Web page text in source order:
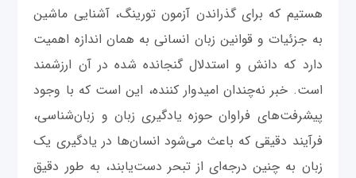
هستیم که برای گذراندن آزمون تورینگ، آشنایی ماشین
به جزئیات و قوانین زبان انسانی به همان اندازه اهمیت
دارد که دانش و استدلال گنجانده شده در آن ارزشمند
است. خبر نه‌چندان امیدوار کننده، این است که با وجود
پیشرفت‌های فراوان حوزه یادگیری زبان و زبان‌شناسی،
فرآیند دقیقی که باعث می‌شود انسان‌ها در یادگیری یک
زبان به چنین درجه‌ای از تبحر دست‌یابند، به طور دقیق